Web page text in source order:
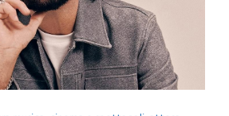
musica, cinema e spettacoli: attesa
Renga